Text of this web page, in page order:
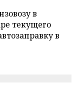
в
текущего
в